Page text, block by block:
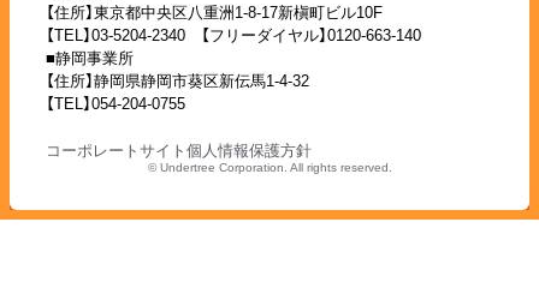
【住所】東京都中央区八重洲1-8-17新槇町ビル10F
【TEL】03-5204-2340 【フリーダイヤル】0120-663-140
■静岡事業所
【住所】静岡県静岡市葵区新伝馬1-4-32
【TEL】054-204-0755
コーポレートサイト 個人情報保護方針
© Undertree Corporation. All rights reserved.